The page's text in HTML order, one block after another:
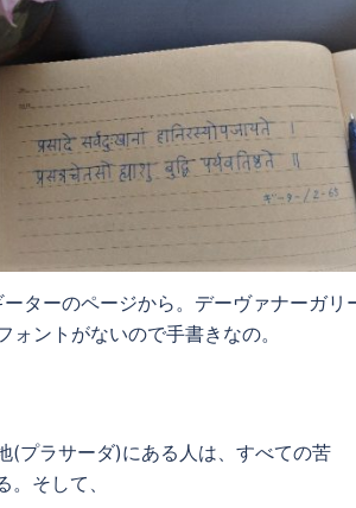
ーターのページから。デーヴァナーガリ
ォントがないので手書きなの。
(プラサーダ)にある人は、すべての苦
。そして、